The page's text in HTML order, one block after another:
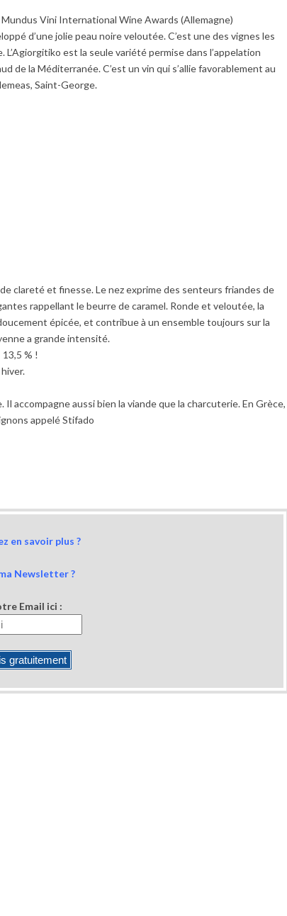
Mundus Vini International Wine Awards (Allemagne)
d’une jolie peau noire veloutée. C’est une des vignes les
est la seule variété permise dans l’appelation
de la Méditerranée. C’est un vin qui s’allie favorablement au
Saint-George.
clareté et finesse. Le nez exprime des senteurs friandes de
rappellant le beurre de caramel. Ronde et veloutée, la
épicée, et contribue à un ensemble toujours sur la
a grande intensité.
% !
accompagne aussi bien la viande que la charcuterie. En Grèce,
appelé Stifado
en savoir plus ?
Newsletter ?
Email ici :